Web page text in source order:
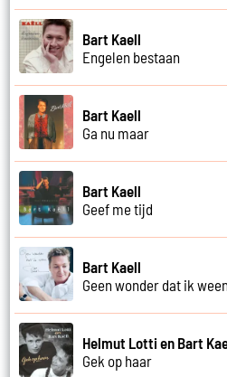
Bart Kaell
Engelen bestaan
Bart Kaell
Ga nu maar
Bart Kaell
Geef me tijd
Bart Kaell
Geen wonder dat ik
Helmut Lotti en Bart
Gek op haar